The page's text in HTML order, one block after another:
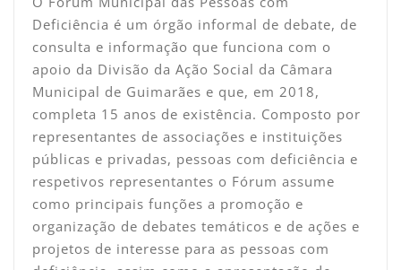
Deficiência é um órgão informal de debate, de
consulta e informação que funciona com o
apoio da Divisão da Ação Social da Câmara
Municipal de Guimarães e que, em 2018,
completa 15 anos de existência. Composto por
representantes de associações e instituições
públicas e privadas, pessoas com deficiência e
respetivos representantes o Fórum assume
como principais funções a promoção e
organização de debates temáticos e de ações e
projetos de interesse para as pessoas com